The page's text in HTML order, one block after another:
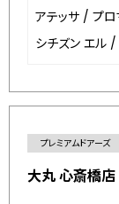
アテッサ / プロ
シチズン エル /
プレミアムドアーズ
大丸 心斎橋